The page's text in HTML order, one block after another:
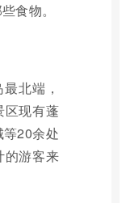
食物。
北端，
区现有蓬
20余处
的游客来